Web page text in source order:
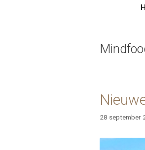
28 september